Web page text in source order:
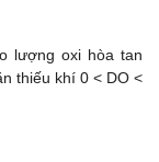
lượng oxi hòa tan
thiếu khí 0 < DO <